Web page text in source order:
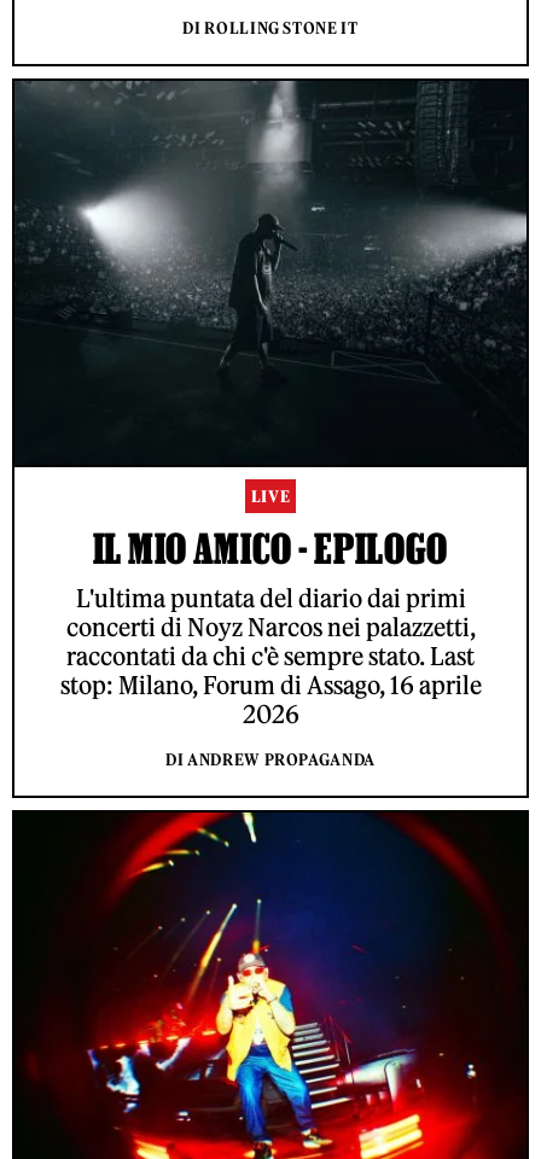
DI ROLLING STONE IT
LIVE
IL MIO AMICO - EPILOGO
L'ultima puntata del diario dai primi
concerti di Noyz Narcos nei palazzetti,
raccontati da chi c'è sempre stato. Last
stop: Milano, Forum di Assago, 16 aprile
2026
DI ANDREW PROPAGANDA